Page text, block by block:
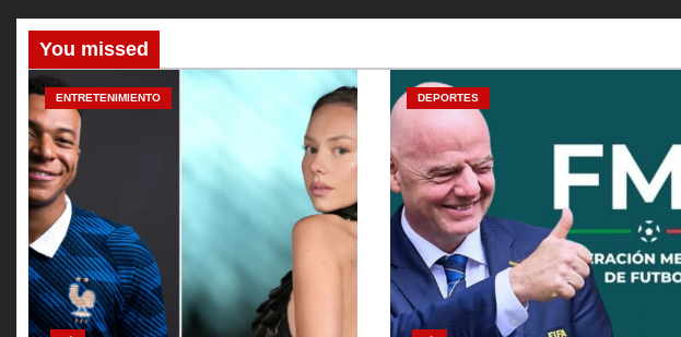
t
r
a
d
a
s
You missed
ENTRETENIMIENTO DEPORTES